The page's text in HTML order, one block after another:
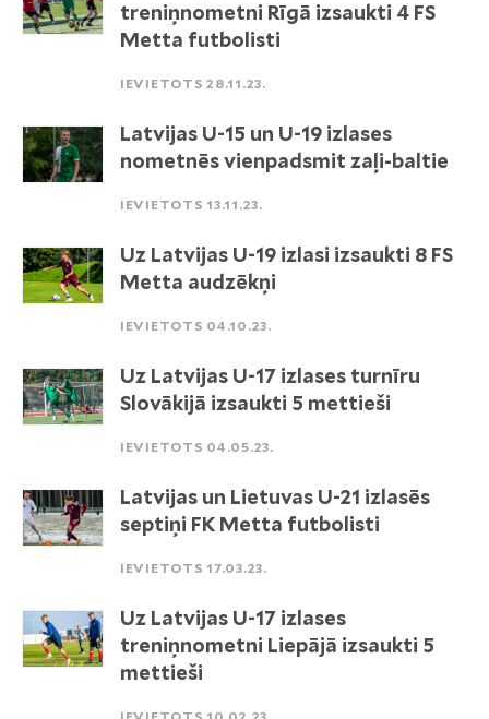
treniņnometni Rīgā izsaukti 4 FS
Metta futbolisti
IEVIETOTS 28.11.23.
Latvijas U-15 un U-19 izlases
nometnēs vienpadsmit zaļi-baltie
IEVIETOTS 13.11.23.
Uz Latvijas U-19 izlasi izsaukti 8 FS
Metta audzēkņi
IEVIETOTS 04.10.23.
Uz Latvijas U-17 izlases turnīru
Slovākijā izsaukti 5 mettieši
IEVIETOTS 04.05.23.
Latvijas un Lietuvas U-21 izlasēs
septiņi FK Metta futbolisti
IEVIETOTS 17.03.23.
Uz Latvijas U-17 izlases
treniņnometni Liepājā izsaukti 5
mettieši